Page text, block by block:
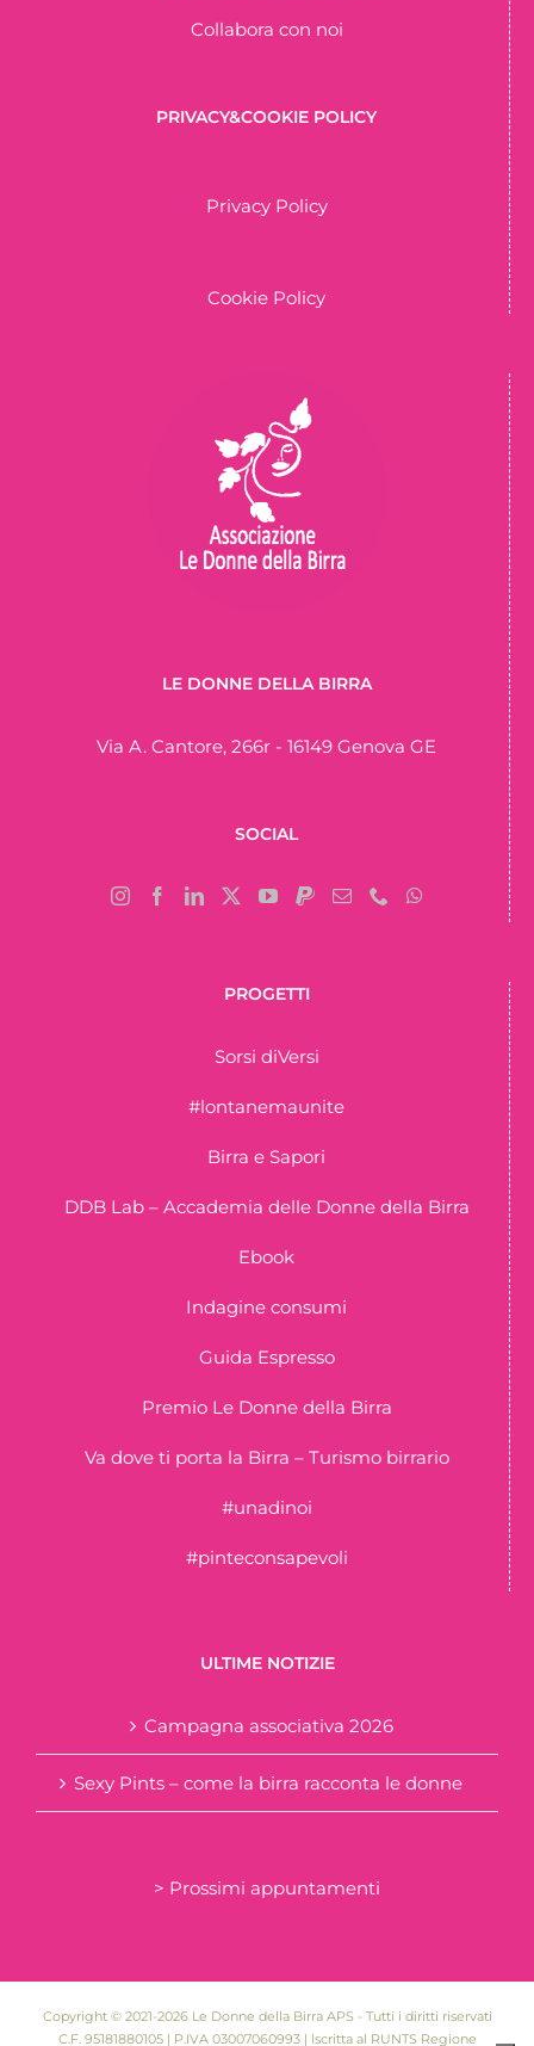
Collabora con noi
PRIVACY&COOKIE POLICY
Privacy Policy
Cookie Policy
LE DONNE DELLA BIRRA
Via A. Cantore, 266r - 16149 Genova GE
SOCIAL
PROGETTI
Sorsi diVersi
#lontanemaunite
Birra e Sapori
DDB Lab – Accademia delle Donne della Birra
Ebook
Indagine consumi
Guida Espresso
Premio Le Donne della Birra
Va dove ti porta la Birra – Turismo birrario
#unadinoi
#pinteconsapevoli
ULTIME NOTIZIE
Campagna associativa 2026
Sexy Pints – come la birra racconta le donne
> Prossimi appuntamenti
Copyright © 2021-2026 Le Donne della Birra APS - Tutti i diritti riservati
C.F. 95181880105 | P.IVA 03007060993 | Iscritta al RUNTS Regione